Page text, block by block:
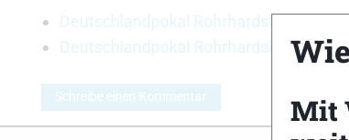
Deutschlandpokal Rohrhardsberg
Deutschlandpokal Rohrhardsberg
Schreibe einen Kommentar
Mit